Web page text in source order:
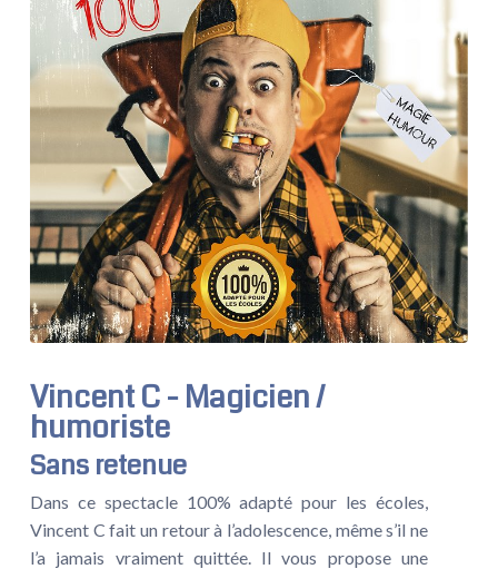
Vincent C - Magicien /
humoriste
Sans retenue
Dans ce spectacle 100% adapté pour les écoles,
Vincent C fait un retour à l’adolescence, même s’il ne
l’a jamais vraiment quittée. Il vous propose une